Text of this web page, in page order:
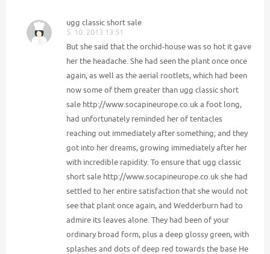
ugg classic short sale
5. 10. 2013 13:51
But she said that the orchid-house was so hot it gave
her the headache. She had seen the plant once once
again, as well as the aerial rootlets, which had been
now some of them greater than ugg classic short
sale http://www.socapineurope.co.uk a foot long,
had unfortunately reminded her of tentacles
reaching out immediately after something; and they
got into her dreams, growing immediately after her
with incredible rapidity. To ensure that ugg classic
short sale http://www.socapineurope.co.uk she had
settled to her entire satisfaction that she would not
see that plant once again, and Wedderburn had to
admire its leaves alone. They had been of your
ordinary broad form, plus a deep glossy green, with
splashes and dots of deep red towards the base He